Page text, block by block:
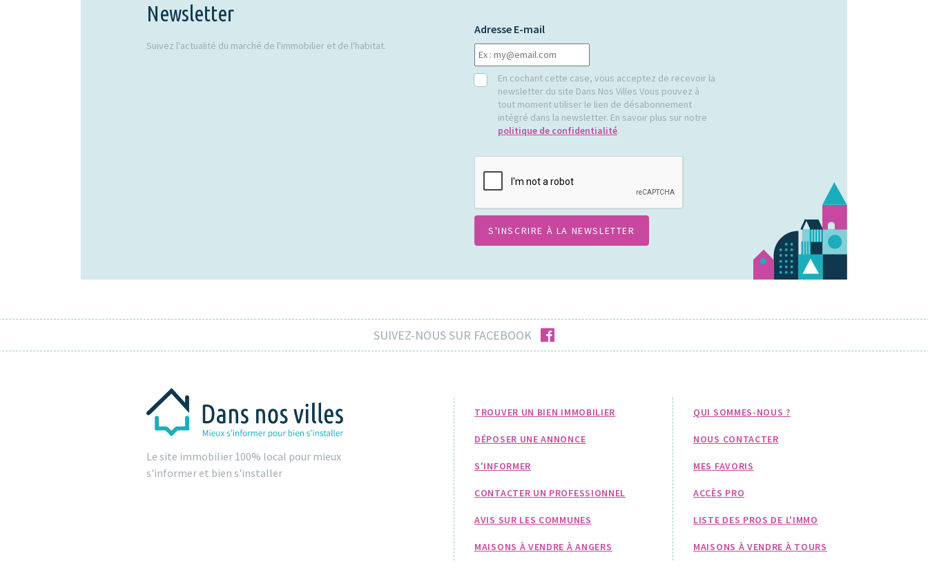
Newsletter
Suivez l'actualité du marché de l'immobilier et de l'habitat.
Adresse E-mail
RGPDEn cochant cette case, vous acceptez de recevoir la
newsletter du site Dans Nos Villes Vous pouvez à
tout moment utiliser le lien de désabonnement
intégré dans la newsletter. En savoir plus sur notre
politique de confidentialité.
SUIVEZ-NOUS SUR FACEBOOK facebook
Le site immobilier 100% local pour mieux
s'informer et bien s'installer
TROUVER UN BIEN IMMOBILIER
DÉPOSER UNE ANNONCE
S'INFORMER
CONTACTER UN PROFESSIONNEL
AVIS SUR LES COMMUNES
MAISONS À VENDRE À ANGERS
QUI SOMMES-NOUS ?
NOUS CONTACTER
MES FAVORIS
ACCÈS PRO
LISTE DES PROS DE L'IMMO
MAISONS À VENDRE À TOURS